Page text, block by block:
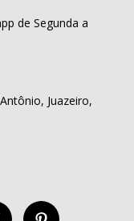
de Segunda a
Juazeiro,